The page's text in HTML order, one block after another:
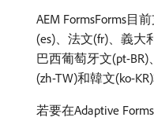
AEM FormsForms目
(es)、法文(fr)、義大
巴西葡萄牙文(pt-
(zh-TW)和韓文(ko-
若要在Adaptive